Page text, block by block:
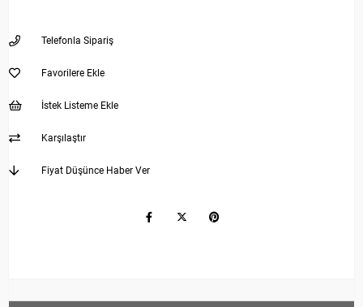
Telefonla Sipariş
Favorilere Ekle
İstek Listeme Ekle
Karşılaştır
Fiyat Düşünce Haber Ver